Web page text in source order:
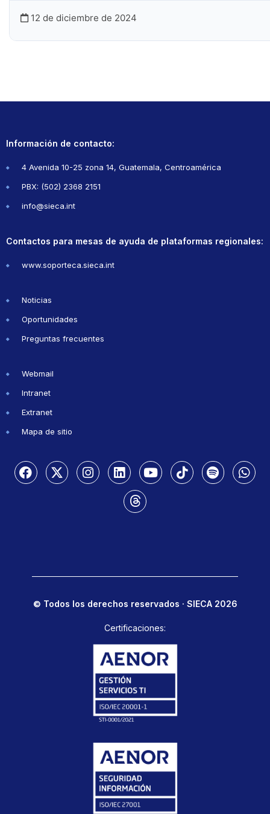
12 de diciembre de 2024
Información de contacto:
4 Avenida 10-25 zona 14, Guatemala, Centroamérica
PBX: (502) 2368 2151
info@sieca.int
Contactos para mesas de ayuda de plataformas regionales:
www.soporteca.sieca.int
Noticias
Oportunidades
Preguntas frecuentes
Webmail
Intranet
Extranet
Mapa de sitio
© Todos los derechos reservados · SIECA 2026
Certificaciones: